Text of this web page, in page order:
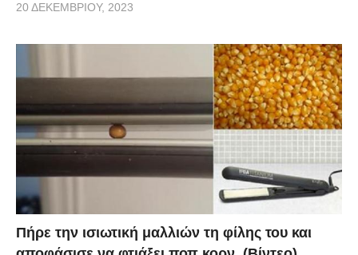
20 ΔΕΚΕΜΒΡΊΟΥ, 2023
Πήρε την ισιωτική μαλλιών τη φίλης του και